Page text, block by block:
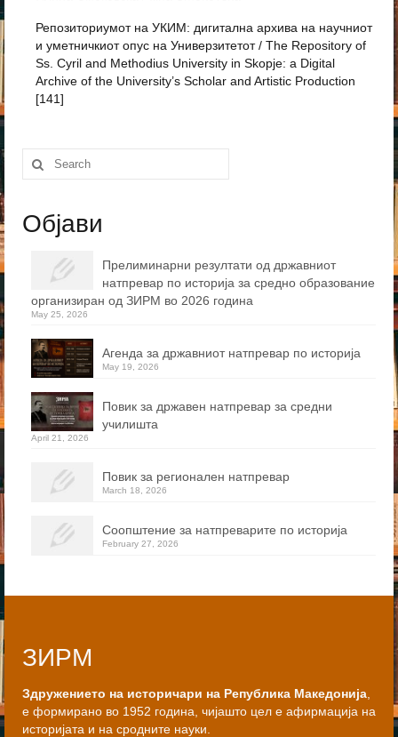
Репозиториумот на УКИМ: дигитална архива на научниот
и уметничкиот опус на Универзитетот / The Repository of
Ss. Cyril and Methodius University in Skopje: a Digital
Archive of the University’s Scholar and Artistic Production
[141]
Search
for:
Објави
Прелиминарни резултати од државниот
натпревар по историја за средно образование
организиран од ЗИРМ во 2026 година
May 25, 2026
Агенда за државниот натпревар по историја
May 19, 2026
Повик за државен натпревар за средни
училишта
April 21, 2026
Повик за регионален натпревар
March 18, 2026
Соопштение за натпреварите по историја
February 27, 2026
ЗИРМ
Здружението на историчари на Република Македонија
е формирано во 1952 година, чијашто цел е афирмација на
историјата и на сродните науки.